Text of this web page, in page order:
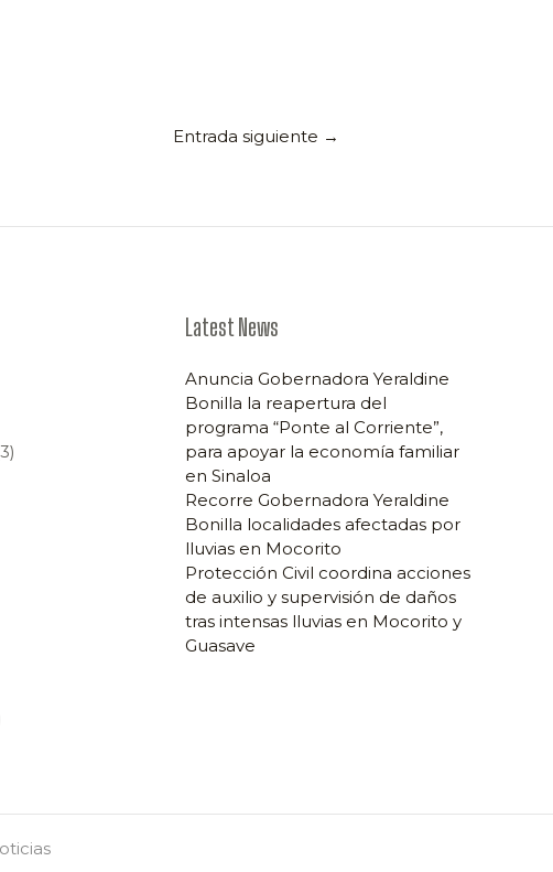
Entrada siguiente →
Latest News
Anuncia Gobernadora Yeraldine
Bonilla la reapertura del
programa “Ponte al Corriente”,
para apoyar la economía familiar
en Sinaloa
Recorre Gobernadora Yeraldine
Bonilla localidades afectadas por
lluvias en Mocorito
Protección Civil coordina acciones
de auxilio y supervisión de daños
tras intensas lluvias en Mocorito y
Guasave